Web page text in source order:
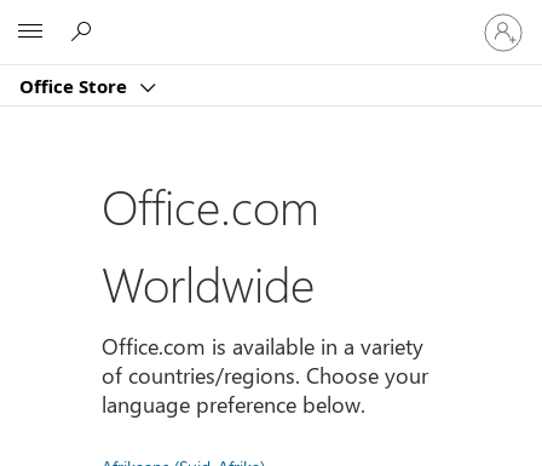
Office Store
Sign
in
to
account
Office.com
Worldwide
Office.com is available in a variety
of countries/regions. Choose your
language preference below.